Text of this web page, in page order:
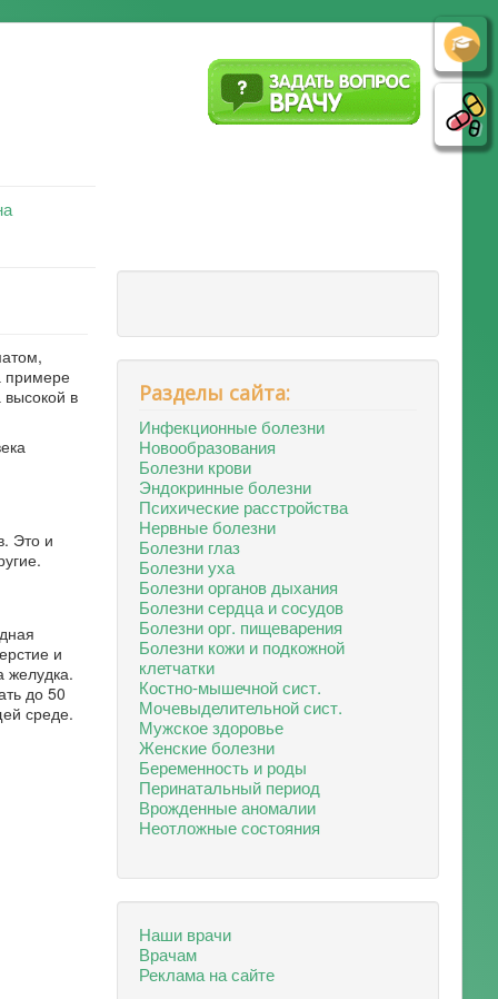
примере
высокой в
Это и
и
желудка.
до 50
среде.
Разделы сайта:
Инфекционные болезни
Новообразования
Болезни крови
Эндокринные болезни
Психические расстройства
Нервные болезни
Болезни глаз
Болезни уха
Болезни органов дыхания
Болезни сердца и сосудов
Болезни орг. пищеварения
Болезни кожи и подкожной
клетчатки
Костно-мышечной сист.
Мочевыделительной сист.
Мужское здоровье
Женские болезни
Беременность и роды
Перинатальный период
Врожденные аномалии
Неотложные состояния
Наши врачи
Врачам
Реклама на сайте